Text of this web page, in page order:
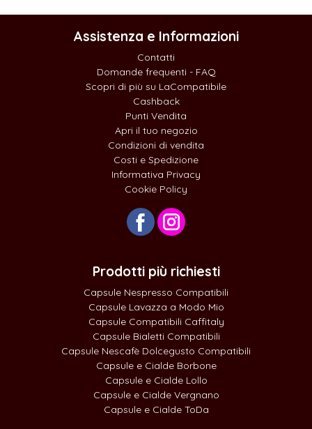
Assistenza e Informazioni
Contatti
Domande frequenti - FAQ
Scopri di più su LaCompatibile
Cashback
Punti Vendita
Apri il tuo negozio
Condizioni di vendita
Costi e Spedizione
Informativa Privacy
Cookie Policy
Prodotti più richiesti
Capsule Nespresso Compatibili
Capsule Lavazza a Modo Mio
Capsule Compatibili Caffitaly
Capsule Bialetti Compatibili
Capsule Nescafè Dolcegusto Compatibili
Capsule e Cialde Borbone
Capsule e Cialde Lollo
Capsule e Cialde Vergnano
Capsule e Cialde ToDa